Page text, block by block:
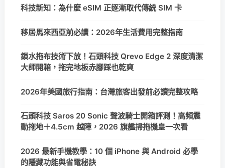
科技新知：為什麼 eSIM 正逐漸取代傳統 SIM 卡
移居馬來西亞前必讀：2026年生活費用完整指南
鎖水拖布技術下放！石頭科技 Qrevo Edge 2 深度清潔
大師開箱，拖完地板赤腳踩也乾爽
2026年美國旅行指南：台灣旅客出發前必讀完整攻略
石頭科技 Saros 20 Sonic 聲波騎士開箱評測！高頻震
動拖地＋4.5cm 越障，2026 旗艦掃拖機皇一次看
2026 最新手機教學：10 個 iPhone 與 Android 必學
的隱藏功能與省電秘訣